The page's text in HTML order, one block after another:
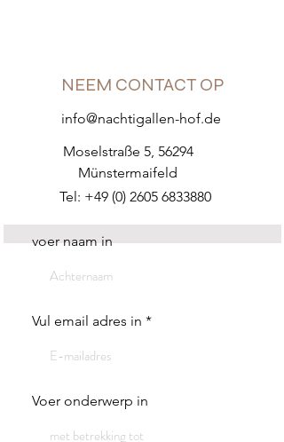
NEEM CONTACT OP
info@nachtigallen-hof.de
Moselstraße 5, 56294
Münstermaifeld
Tel: +49 (0) 2605 6833880
voer naam in
Vul email adres in
Voer onderwerp in